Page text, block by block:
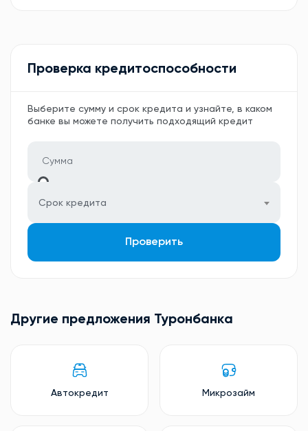
Проверка кредитоспособности
Выберите сумму и срок кредита и узнайте, в каком
банке вы можете получить подходящий кредит
Срок кредита
Проверить
Другие предложения Туронбанкa
Автокредит Микрозайм